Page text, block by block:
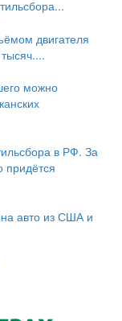
двигателя
можно
в РФ. За
придётся
авто из США и